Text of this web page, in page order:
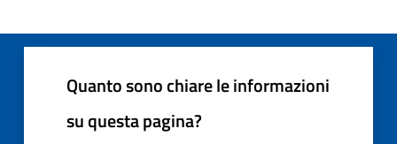
Quanto sono chiare le informazioni
su questa pagina?